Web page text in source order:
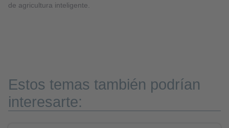
de agricultura inteligente.
Estos temas también podrían
interesarte: